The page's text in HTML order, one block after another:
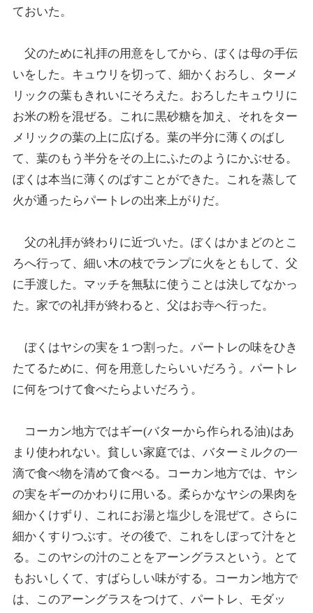
ておいた。
父のために礼拝の用意をしてから、ぼくは母の手伝
いをした。キュウリを切って、細かくおろし、ターメ
リックの葉もきれいにそろえた。おろしたキュウリに
お米の粉を混ぜる。これに黒砂糖を加え、それをター
メリックの葉の上に広げる。葉の半分に薄くのばし
て、葉のもう半分をその上にふたのようにかぶせる。
ぼくは本当に薄くのばすことができた。これを蒸して
火が通ったらパートレの出来上がりだ。
父の礼拝が終わりに近づいた。ぼくはかまどのとこ
ろへ行って、細い木の枝でランプに火をともして、父
に手渡した。マッチを無駄に使うことは決してなかっ
た。家での礼拝が終わると、父はお寺へ行った。
ぼくはヤシの実を１つ割った。パートレの味をひき
たてるために、何を用意したらいいだろう。パートレ
に何をつけて食べたらよいだろう。
コーカン地方ではギー(バターから作られる油)はあ
まり使われない。貧しい家庭では、バターミルクの一
滴で食べ物を清めて食べる。コーカン地方では、ヤシ
の実をギーのかわりに用いる。柔らかなヤシの果肉を
細かくけずり、これにお湯と塩少しを混ぜて。さらに
細かくすりつぶす。その後で、これをしぼって汁をと
る。このヤシの汁のことをアーングラスという。とて
もおいしくて、すばらしい味がする。コーカン地方で
は、このアーングラスをつけて、パートレ、モダッ